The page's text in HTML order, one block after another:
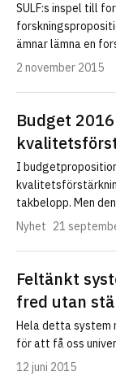
SULF:s inspel till
ämnar lämna en
2 november 2015
Budget
I
takbelopp. Men
Nyhet 21
Feltänkt
fred utan
Hela detta system
för att få oss
12 juni 2015